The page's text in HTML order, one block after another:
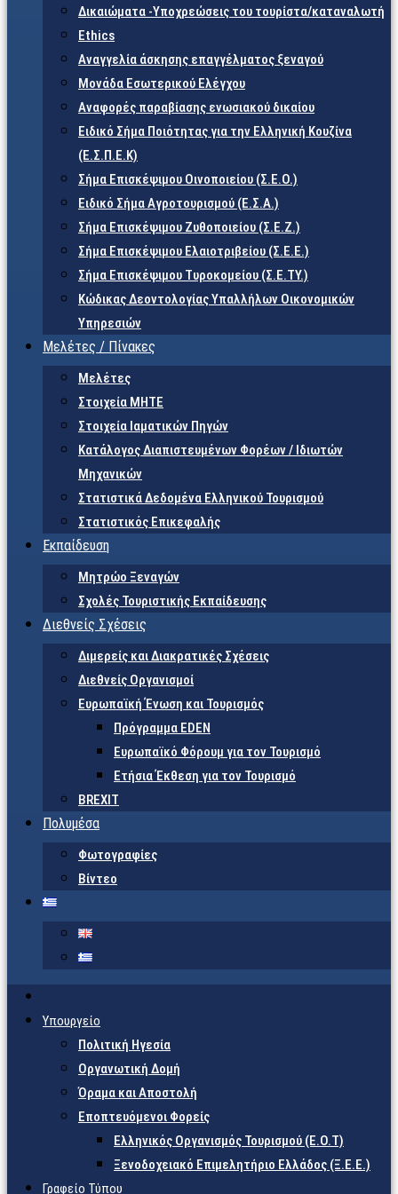
Δικαιώματα -Υποχρεώσεις του τουρίστα/καταναλωτή
Ethics
Αναγγελία άσκησης επαγγέλματος ξεναγού
Μονάδα Εσωτερικού Ελέγχου
Αναφορές παραβίασης ενωσιακού δικαίου
Ειδικό Σήμα Ποιότητας για την Ελληνική Κουζίνα
(Ε.Σ.Π.Ε.Κ)
Σήμα Επισκέψιμου Οινοποιείου (Σ.Ε.Ο.)
Ειδικό Σήμα Αγροτουρισμού (Ε.Σ.Α.)
Σήμα Επισκέψιμου Ζυθοποιείου (Σ.Ε.Ζ.)
Σήμα Επισκέψιμου Ελαιοτριβείου (Σ.Ε.Ε.)
Σήμα Επισκέψιμου Τυροκομείου (Σ.Ε.TY.)
Κώδικας Δεοντολογίας Υπαλλήλων Οικονομικών
Υπηρεσιών
Μελέτες / Πίνακες
Μελέτες
Στοιχεία ΜΗΤΕ
Στοιχεία Ιαματικών Πηγών
Κατάλογος Διαπιστευμένων Φορέων / Ιδιωτών
Μηχανικών
Στατιστικά Δεδομένα Ελληνικού Τουρισμού
Στατιστικός Επικεφαλής
Εκπαίδευση
Μητρώο Ξεναγών
Σχολές Τουριστικής Εκπαίδευσης
Διεθνείς Σχέσεις
Διμερείς και Διακρατικές Σχέσεις
Διεθνείς Οργανισμοί
Ευρωπαϊκή Ένωση και Τουρισμός
Πρόγραμμα EDEN
Ευρωπαϊκό Φόρουμ για τον Τουρισμό
Ετήσια Έκθεση για τον Τουρισμό
BREXIT
Πολυμέσα
Φωτογραφίες
Βίντεο
Υπουργείο
Πολιτική Ηγεσία
Οργανωτική Δομή
Όραμα και Αποστολή
Εποπτευόμενοι Φορείς
Eλληνικός Οργανισμός Τουρισμού (Ε.Ο.Τ)
Ξενοδοχειακό Επιμελητήριο Ελλάδος (Ξ.Ε.Ε.)
Γραφείο Τύπου